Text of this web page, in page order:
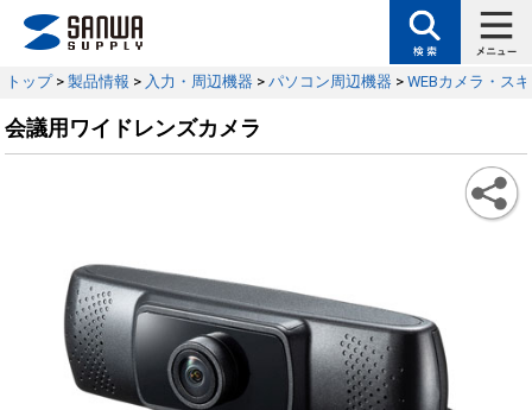
トップ> 製品情報 > 入力・周辺機器 > パソコン周辺機器 > WEBカメラ・ス
会議用ワイドレンズカメラ